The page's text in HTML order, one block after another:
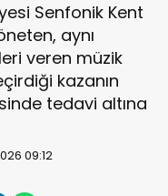
Senfonik Kent
aynı
veren müzik
kazanın
tedavi altına
09:12